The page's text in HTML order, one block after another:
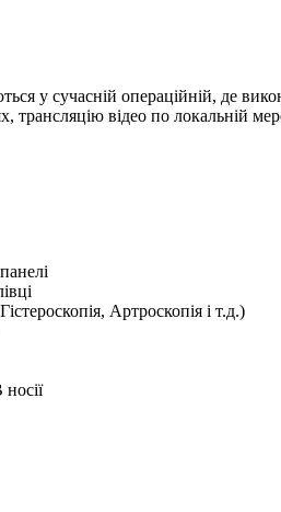
у сучасній операційній, де
відео по локальній
Артроскопія і т.д.)